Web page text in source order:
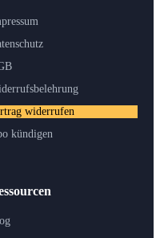
widerrufen
kündigen